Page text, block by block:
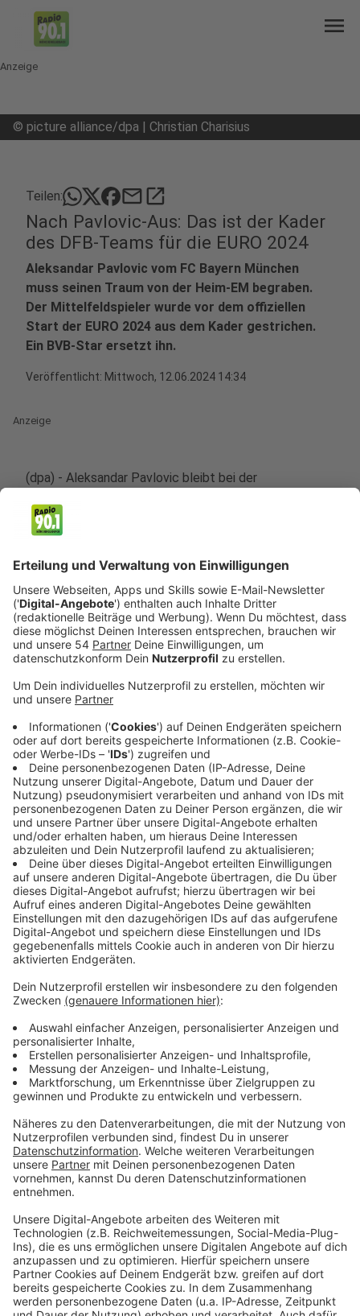
menu
Anzeige
© picture alliance/dpa | Christian Charisius
Teilen: mailopen_in_new
Nach Pavlovic-Aus: Das ist der Kader
des DFB-Teams für die EURO 2024
Aleksandar Pavlovic vom FC Bayern München
muss seinen Traum von der Heim-EM begraben.
Der Mittelfeldspieler wurde vor dem offiziellen
Start der EURO 2024 aus dem Kader gestrichen.
Ein BVB-Star ersetzt ihn.
Veröffentlicht: Mittwoch, 12.06.2024 14:34
Anzeige
(dpa) - Aleksandar Pavlovic bleibt bei der
Bundestrainer Julian Nagelsmann muss bei der
Fußball-EM auf den Bayern-Youngster verzichten. Der
wegen eines Infekts, das endgültige Turnier-Aus
bestätigte eine Sprecherin des Deutschen Fußball-
Bundes. Nagelsmann nominierte den Dortmunder Emre
Can nach - und nicht den von ihm aussortierten Leon
Goretzka vom FC Bayern München. Pavlovic war
Nationalspieler bis Montag ins deutsche EM-Quartier
nach Herzogenaurach zurückgekehrt. Der Fototermin
der DFB-Auswahl am Mittwoch (12. Juni) war zunächst
verschoben worden. Nun wird er wohl mit Can statt
Pavlovic am 13. Juni nachgeholt. Die weiteren 22
Feldspieler und drei Torhüter trainierten am Vormittag
wie gewohnt.
Der offizielle Kader der deutschen
Fußballnationalmannschaft sieht wie folgt aus:
Anzeige
DFB-Kader: Die Torhüter
Manuel Neuer (38/Bayern München)
Marc-Andre ter Stegen (32/FC Barcelona)
Oliver Baumann (33/TSG Hoffenheim)
Anzeige
DFB-Kader: Die Abwehrspieler
Anzeige
Robin Koch (27/Eintracht Frankfurt)
Maximilian Mittelstädt (27/VfB Stuttgart)
Nico Schlotterbeck (24/Borussia Dortmund)